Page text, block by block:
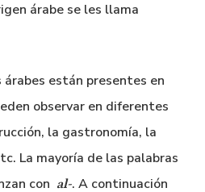
árabe se les llama
están presentes en
observar en diferentes
la gastronomía, la
La mayoría de las palabras
con al-. A continuación